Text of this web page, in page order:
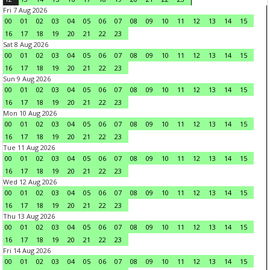
Fri 7 Aug 2026
00
01 02 03 04 05 06 07 08 09 10 11 12 13 14
15
16
17 18 19 20 21 22
23
Sat 8 Aug 2026
00
01 02 03 04 05 06 07 08 09 10 11 12 13 14
15
16
17 18 19 20 21 22
23
Sun 9 Aug 2026
00
01 02 03 04 05 06 07 08 09 10 11 12 13 14
15
16
17 18 19 20 21 22
23
Mon 10 Aug 2026
00
01 02 03 04 05 06 07 08 09 10 11 12 13 14
15
16
17 18 19 20 21 22
23
Tue 11 Aug 2026
00
01 02 03 04 05 06 07 08 09 10 11 12 13 14
15
16
17 18 19 20 21 22
23
Wed 12 Aug 2026
00
01 02 03 04 05 06 07 08 09 10 11 12 13 14
15
16
17 18 19 20 21 22
23
Thu 13 Aug 2026
00
01 02 03 04 05 06 07 08 09 10 11 12 13 14
15
16
17 18 19 20 21 22
23
Fri 14 Aug 2026
00
01 02 03 04 05 06 07 08 09 10 11 12 13 14
15